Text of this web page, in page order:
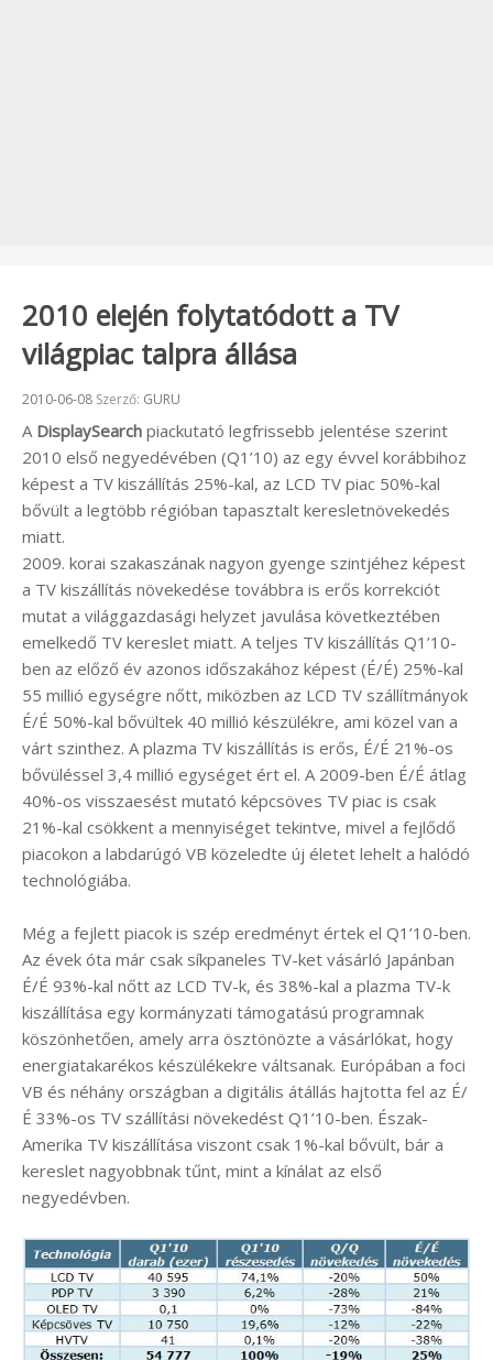
2010 elején folytatódott a TV
világpiac talpra állása
Beküldve:
2010-06-08 Szerző: GURU
A DisplaySearch piackutató legfrissebb jelentése szerint
2010 első negyedévében (Q1’10) az egy évvel korábbihoz
képest a TV kiszállítás 25%-kal, az LCD TV piac 50%-kal
bővült a legtöbb régióban tapasztalt keresletnövekedés
miatt.
2009. korai szakaszának nagyon gyenge szintjéhez képest
a TV kiszállítás növekedése továbbra is erős korrekciót
mutat a világgazdasági helyzet javulása következtében
emelkedő TV kereslet miatt. A teljes TV kiszállítás Q1’10-
ben az előző év azonos időszakához képest (É/É) 25%-kal
55 millió egységre nőtt, miközben az LCD TV szállítmányok
É/É 50%-kal bővültek 40 millió készülékre, ami közel van a
várt szinthez. A plazma TV kiszállítás is erős, É/É 21%-os
bővüléssel 3,4 millió egységet ért el. A 2009-ben É/É átlag
40%-os visszaesést mutató képcsöves TV piac is csak
21%-kal csökkent a mennyiséget tekintve, mivel a fejlődő
piacokon a labdarúgó VB közeledte új életet lehelt a halódó
technológiába.
Még a fejlett piacok is szép eredményt értek el Q1’10-ben.
Az évek óta már csak síkpaneles TV-ket vásárló Japánban
É/É 93%-kal nőtt az LCD TV-k, és 38%-kal a plazma TV-k
kiszállítása egy kormányzati támogatású programnak
köszönhetően, amely arra ösztönözte a vásárlókat, hogy
energiatakarékos készülékekre váltsanak. Európában a foci
VB és néhány országban a digitális átállás hajtotta fel az É/
É 33%-os TV szállítási növekedést Q1’10-ben. Észak-
Amerika TV kiszállítása viszont csak 1%-kal bővült, bár a
kereslet nagyobbnak tűnt, mint a kínálat az első
negyedévben.